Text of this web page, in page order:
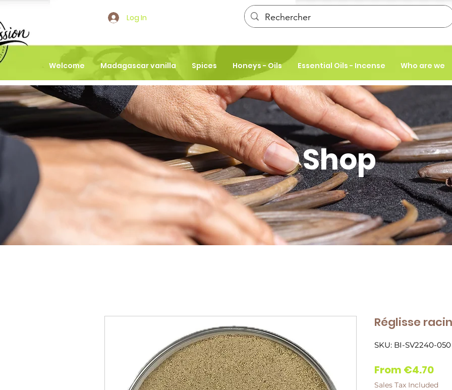
Log In
Welcome Madagascar vanilla Spices Honeys - Oils Essential Oils - Incense Who are we
Shop
Réglisse
SKU: BI-SV2240-050
From €4.70Sale
Sales Tax Included